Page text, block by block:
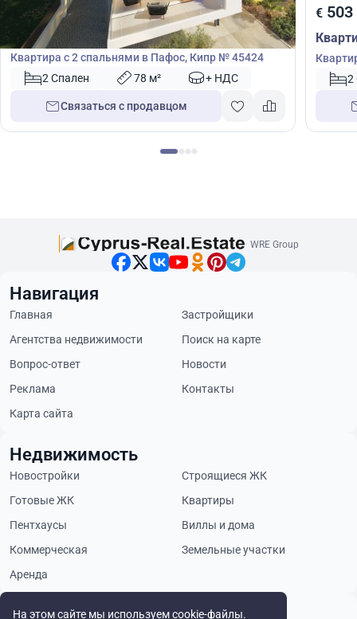
500 000
Квартира
Квартира с 2 спальнями в Пафос, Кипр № 45424
2 Спален
78 м² + НДС
Связаться с продавцом
€
2
На этом сайте мы используем cookie-файлы.
WRE Group
Навигация
Главная
Застройщики
Агентства недвижимости
Поиск на карте
Вопрос-ответ
Новости
Реклама
Контакты
Карта сайта
Недвижимость
Новостройки
Строящиеся ЖК
Готовые ЖК
Квартиры
Пентхаусы
Виллы и дома
Коммерческая
Земельные участки
Аренда